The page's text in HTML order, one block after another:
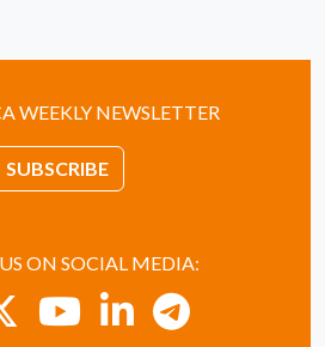
WEEKLY NEWSLETTER
SUBSCRIBE
ON SOCIAL MEDIA: